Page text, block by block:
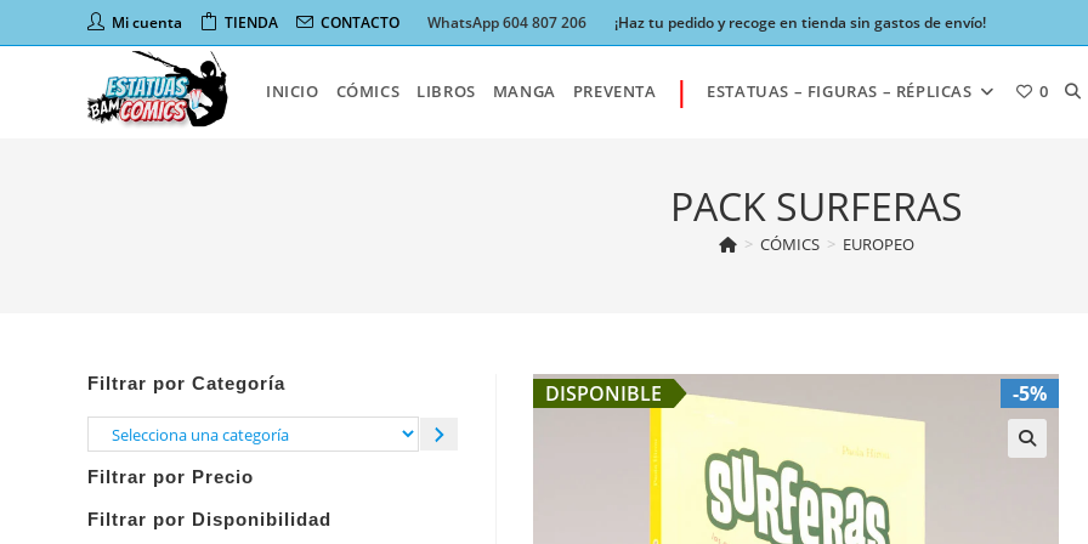
al
Mi cuenta TIENDA CONTACTO WhatsApp 604 807 206 ¡Haz tu pedido y recoge en tienda sin gastos de envío!
INICIO CÓMICS LIBROS MANGA PREVENTA | ESTATUAS – FIGURAS – RÉPLICAS 0
PACK SURFERAS
> CÓMICS > EUROPEO
DISPONIBLE -5%
Filtrar por Categoría
Selecciona
categoría
Filtrar por Precio
Filtrar por Disponibilidad